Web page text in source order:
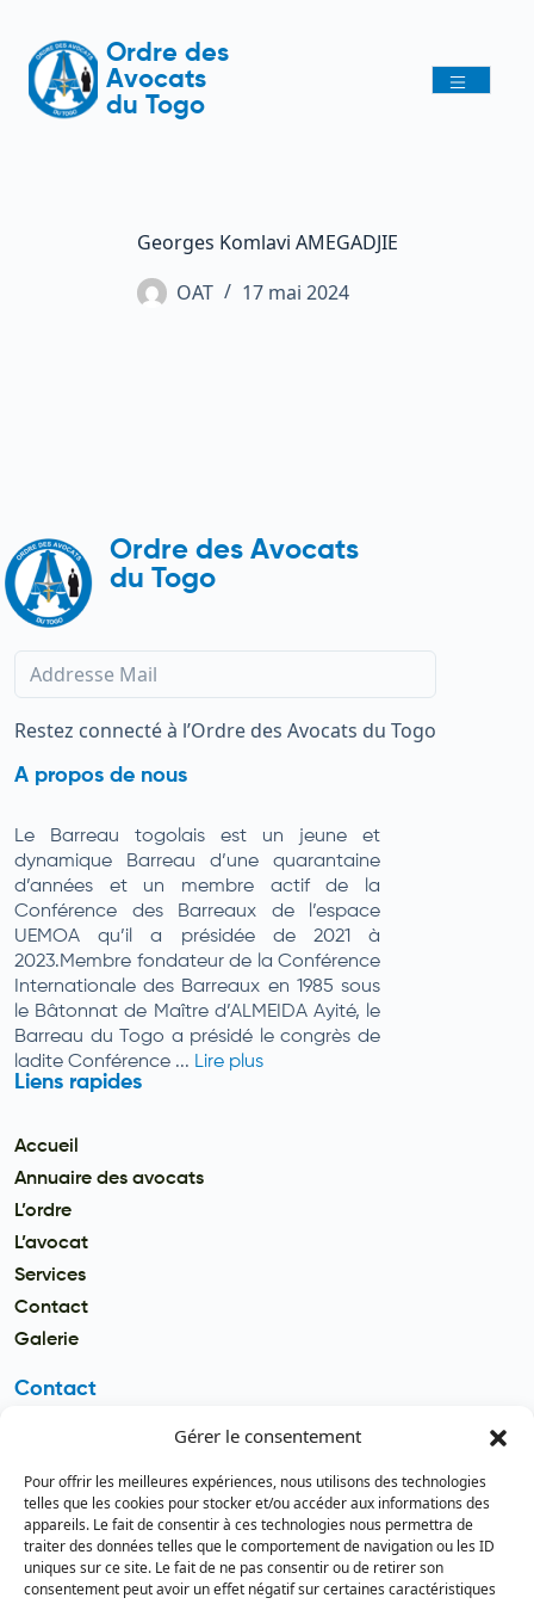
Gérer le consentement
Pour offrir les meilleures expériences, nous utilisons des technologies
telles que les cookies pour stocker et/ou accéder aux informations des
appareils. Le fait de consentir à ces technologies nous permettra de
traiter des données telles que le comportement de navigation ou les ID
uniques sur ce site. Le fait de ne pas consentir ou de retirer son
consentement peut avoir un effet négatif sur certaines caractéristiques
Ordre des
Avocats
du Togo
Georges Komlavi AMEGADJIE
OAT
17 mai 2024
Ordre des Avocats
du Togo
Restez connecté à l’Ordre des Avocats du Togo
A propos de nous
Le Barreau togolais est un jeune et
dynamique Barreau d’une quarantaine
d’années et un membre actif de la
Conférence des Barreaux de l’espace
UEMOA qu’il a présidée de 2021 à
2023.Membre fondateur de la Conférence
Internationale des Barreaux en 1985 sous
le Bâtonnat de Maître d’ALMEIDA Ayité, le
Barreau du Togo a présidé le congrès de
ladite Conférence ... Lire plus
Liens rapides
Accueil
Annuaire des avocats
L’ordre
L’avocat
Services
Contact
Galerie
Contact
secretariat.batonnier@barreau
dutogo.tg
Téléphone
(+228) 22 22 08 82 / 93 99 09 35
(+228) 22 21 67 52